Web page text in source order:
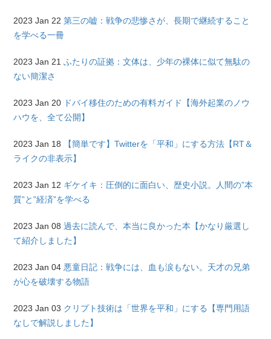
2023 Jan 22 第三の嘘：戦争の悲惨さが、長期で継続すること
を学べる一冊
2023 Jan 21 ふたりの証拠：文体は、少年の裸体に似て無駄の
ない簡潔さ
2023 Jan 20 ドバイ移住のための有料ガイド【海外起業のノウ
ハウを、全て公開】
2023 Jan 18
【簡単です】Twitterを「平和」にする方法【RT＆
ライクの非表示】
2023 Jan 12 ギケイキ：圧倒的に面白い、歴史小説。人間の”本
質”と”経済”を学べる
2023 Jan 08 過去に読んで、本当に良かった本【かなり厳選し
て紹介しました】
2023 Jan 04 悪童日記：戦争には、血も涙もない。天才の兄弟
が心を破壊する物語
2023 Jan 03 クリプト技術は「世界を平和」にする【専門用語
なしで解説しました】